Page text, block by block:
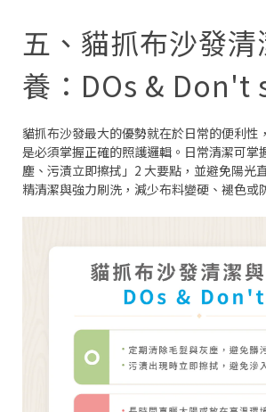
五、貓抓布沙發清
養：DOs & Don't
貓抓布沙發最大的優勢就在於日常的便利性
是必須掌握正確的照護邏輯。日常清潔可掌
塵、污漬立即擦拭」2 大要點，並避免陽光
精清潔與強力刷洗，減少布料變硬、褪色或